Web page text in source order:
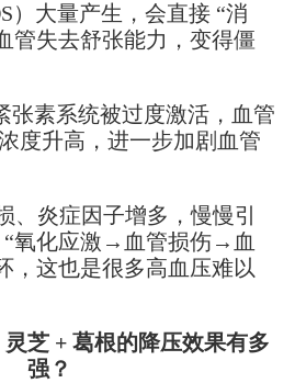
）大量产生，会直接 “消
管失去舒张能力，变得僵
素系统被过度激活，血管
度升高，进一步加剧血管
炎症因子增多，慢慢引
“氧化应激→血管损伤→血
，这也是很多高血压难以
芝 + 葛根的降压效果有多
强？